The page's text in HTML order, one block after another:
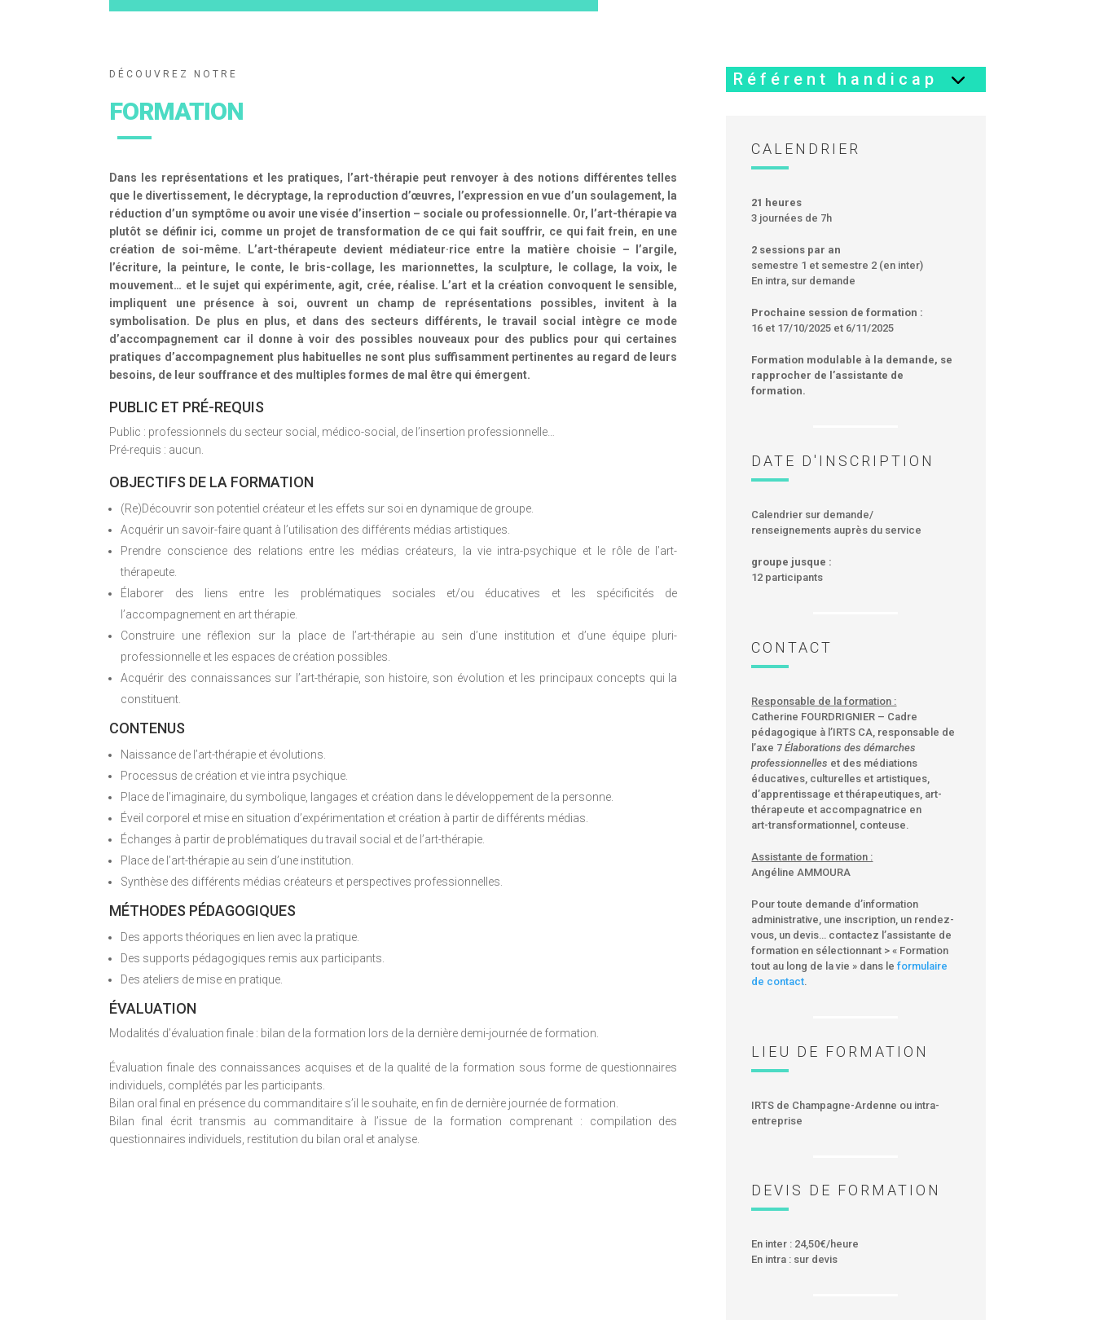
DÉCOUVREZ NOTRE
FORMATION
Dans les représentations et les pratiques, l’art-thérapie peut renvoyer à des notions différentes telles
que le divertissement, le décryptage, la reproduction d’œuvres, l’expression en vue d’un soulagement, la
réduction d’un symptôme ou avoir une visée d’insertion – sociale ou professionnelle. Or, l’art-thérapie va
plutôt se définir ici, comme un projet de transformation de ce qui fait souffrir, ce qui fait frein, en une
création de soi-même. L’art-thérapeute devient médiateur·rice entre la matière choisie – l’argile,
l’écriture, la peinture, le conte, le bris-collage, les marionnettes, la sculpture, le collage, la voix, le
mouvement… et le sujet qui expérimente, agit, crée, réalise. L’art et la création convoquent le sensible,
impliquent une présence à soi, ouvrent un champ de représentations possibles, invitent à la
symbolisation. De plus en plus, et dans des secteurs différents, le travail social intègre ce mode
d’accompagnement car il donne à voir des possibles nouveaux pour des publics pour qui certaines
pratiques d’accompagnement plus habituelles ne sont plus suffisamment pertinentes au regard de leurs
besoins, de leur souffrance et des multiples formes de mal être qui émergent.
PUBLIC ET PRÉ-REQUIS
Public : professionnels du secteur social, médico-social, de l’insertion professionnelle…
Pré-requis : aucun.
OBJECTIFS DE LA FORMATION
(Re)Découvrir son potentiel créateur et les effets sur soi en dynamique de groupe.
Acquérir un savoir-faire quant à l’utilisation des différents médias artistiques.
Prendre conscience des relations entre les médias créateurs, la vie intra-psychique et le rôle de l’art-
thérapeute.
Élaborer des liens entre les problématiques sociales et/ou éducatives et les spécificités de
l’accompagnement en art thérapie.
Construire une réflexion sur la place de l’art-thérapie au sein d’une institution et d’une équipe pluri-
professionnelle et les espaces de création possibles.
Acquérir des connaissances sur l’art-thérapie, son histoire, son évolution et les principaux concepts qui la
constituent.
CONTENUS
Naissance de l’art-thérapie et évolutions.
Processus de création et vie intra psychique.
Place de l’imaginaire, du symbolique, langages et création dans le développement de la personne.
Éveil corporel et mise en situation d’expérimentation et création à partir de différents médias.
Échanges à partir de problématiques du travail social et de l’art-thérapie.
Place de l’art-thérapie au sein d’une institution.
Synthèse des différents médias créateurs et perspectives professionnelles.
MÉTHODES PÉDAGOGIQUES
Des apports théoriques en lien avec la pratique.
Des supports pédagogiques remis aux participants.
Des ateliers de mise en pratique.
ÉVALUATION
Modalités d’évaluation finale : bilan de la formation lors de la dernière demi-journée de formation.
Évaluation finale des connaissances acquises et de la qualité de la formation sous forme de questionnaires
individuels, complétés par les participants.
Bilan oral final en présence du commanditaire s’il le souhaite, en fin de dernière journée de formation.
Bilan final écrit transmis au commanditaire à l’issue de la formation comprenant : compilation des
questionnaires individuels, restitution du bilan oral et analyse.
Référent handicap
CALENDRIER
21 heures
3 journées de 7h
2 sessions par an
semestre 1 et semestre 2 (en inter)
En intra, sur demande
Prochaine session de formation :
16 et 17/10/2025 et 6/11/2025
Formation modulable à la demande, se
rapprocher de l’assistante de
formation.
DATE D'INSCRIPTION
Calendrier sur demande/
renseignements auprès du service
groupe jusque :
12 participants
CONTACT
Responsable de la formation :
Catherine FOURDRIGNIER – Cadre
pédagogique à l’IRTS CA, responsable de
l’axe 7Élaborations des démarches
professionnelles et des médiations
éducatives, culturelles et artistiques,
d’apprentissage et thérapeutiques, art-
thérapeute et accompagnatrice en
art-transformationnel, conteuse.
Assistante de formation :
Angéline AMMOURA
Pour toute demande d’information
administrative, une inscription, un rendez-
vous, un devis… contactez l’assistante de
formation en sélectionnant > « Formation
tout au long de la vie » dans leformulaire
de contact
LIEU DE FORMATION
IRTS de Champagne-Ardenne ou intra-
entreprise
DEVIS DE FORMATION
En inter : 24,50€/heure
En intra : sur devis